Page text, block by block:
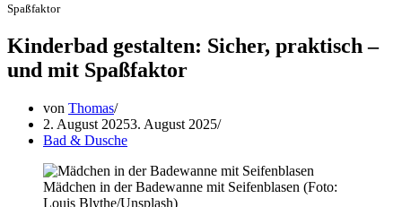
Spaßfaktor
Kinderbad gestalten: Sicher, praktisch –
und mit Spaßfaktor
von Thomas
2. August 20253. August 2025
Bad & Dusche
Mädchen in der Badewanne mit Seifenblasen (Foto:
Louis Blythe/Unsplash)